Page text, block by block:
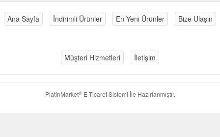
Ana Sayfa İndirimli Ürünler En Yeni Ürünler Bize Ulaşın
Müşteri Hizmetleri İletişim
PlatinMarket®E-Ticaret Sistemi İle Hazırlanmıştır.